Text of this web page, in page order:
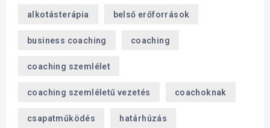
alkotásterápia belső erőforrások
business coaching coaching
coaching szemlélet
coaching szemléletű vezetés coachoknak
csapatműködés határhúzás